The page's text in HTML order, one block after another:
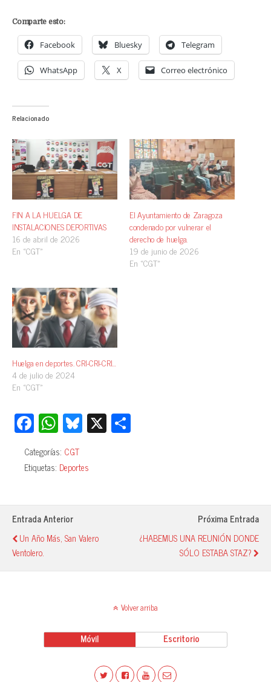
Comparte esto:
Facebook Bluesky Telegram
WhatsApp X Correo electrónico
Relacionado
FIN A LA HUELGA DE
INSTALACIONES DEPORTIVAS
16 de abril de 2026
En «CGT»
El Ayuntamiento de Zaragoza
condenado por vulnerar el
derecho de huelga.
19 de junio de 2026
En «CGT»
Huelga en deportes. CRI-CRI-CRI…
4 de julio de 2024
En «CGT»
Fa
ce
bo
ok
W
ha
ts
A
pp
Bl
ue
sk
y
X
rti
Categorías: CGT
Etiquetas: Deportes
Entrada Anterior
Un Año Más, San Valero
Ventolero.
Próxima Entrada
¿HABEMUS UNA REUNIÓN DONDE
SÓLO ESTABA STAZ?
Volver arriba
Móvil Escritorio